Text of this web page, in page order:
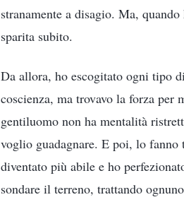
stranamente a disagio. Ma,
sparita subito.
Da allora, ho escogitato ogni tipo
coscienza, ma trovavo la forza per
gentiluomo non ha mentalità
voglio guadagnare. E poi, lo
diventato più abile e ho
sondare il terreno, trattando